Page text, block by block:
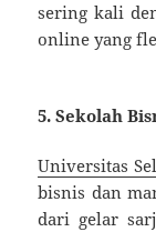
sering kali
online yang
5.Sekolah
Universitas
bisnis dan
dari gelar